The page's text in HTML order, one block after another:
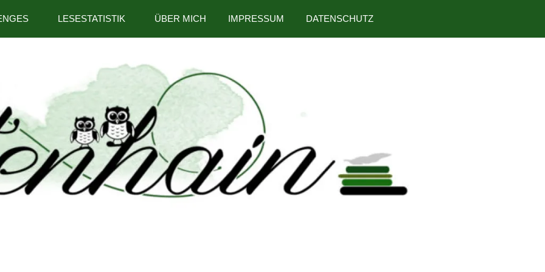
LESESTATISTIK ÜBER MICH IMPRESSUM DATENSCHUTZ